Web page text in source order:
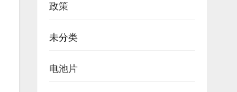
政策
未分类
电池片